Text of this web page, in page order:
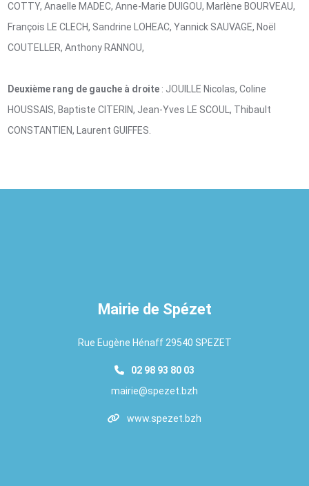
COTTY, Anaelle MADEC, Anne-Marie DUIGOU, Marlène BOURVEAU,
François LE CLECH, Sandrine LOHEAC, Yannick SAUVAGE, Noël
COUTELLER, Anthony RANNOU,
Deuxième rang de gauche à droite : JOUILLE Nicolas, Coline
HOUSSAIS, Baptiste CITERIN, Jean-Yves LE SCOUL, Thibault
CONSTANTIEN, Laurent GUIFFES.
Mairie de Spézet
Rue Eugène Hénaff 29540 SPEZET
02 98 93 80 03
mairie@spezet.bzh
www.spezet.bzh